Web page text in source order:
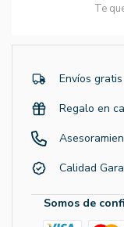
Te
Envíos
Regalo en
Calidad
Somos de